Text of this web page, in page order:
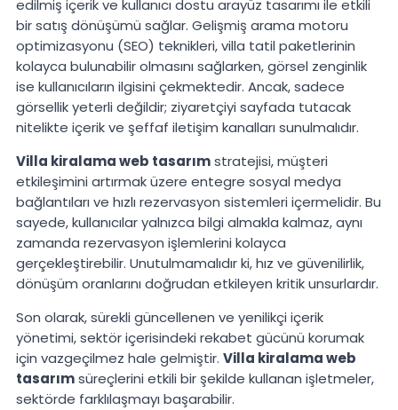
edilmiş içerik ve kullanıcı dostu arayüz tasarımı ile etkili
bir satış dönüşümü sağlar. Gelişmiş arama motoru
optimizasyonu (SEO) teknikleri, villa tatil paketlerinin
kolayca bulunabilir olmasını sağlarken, görsel zenginlik
ise kullanıcıların ilgisini çekmektedir. Ancak, sadece
görsellik yeterli değildir; ziyaretçiyi sayfada tutacak
nitelikte içerik ve şeffaf iletişim kanalları sunulmalıdır.
Villa kiralama web tasarımstratejisi, müşteri
etkileşimini artırmak üzere entegre sosyal medya
bağlantıları ve hızlı rezervasyon sistemleri içermelidir. Bu
sayede, kullanıcılar yalnızca bilgi almakla kalmaz, aynı
zamanda rezervasyon işlemlerini kolayca
gerçekleştirebilir. Unutulmamalıdır ki, hız ve güvenilirlik,
dönüşüm oranlarını doğrudan etkileyen kritik unsurlardır.
Son olarak, sürekli güncellenen ve yenilikçi içerik
yönetimi, sektör içerisindeki rekabet gücünü korumak
için vazgeçilmez hale gelmiştir. Villa kiralama web
tasarımsüreçlerini etkili bir şekilde kullanan işletmeler,
sektörde farklılaşmayı başarabilir.